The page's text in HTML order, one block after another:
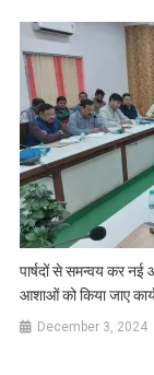
पार्षदों से समन्वय कर
आशाओं को किया जाए
December 3, 2024